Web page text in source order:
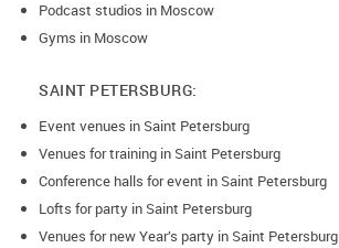
Podcast studios in Moscow
Gyms in Moscow
SAINT PETERSBURG:
Event venues in Saint Petersburg
Venues for training in Saint Petersburg
Conference halls for event in Saint Petersburg
Lofts for party in Saint Petersburg
Venues for new Year’s party in Saint Petersburg